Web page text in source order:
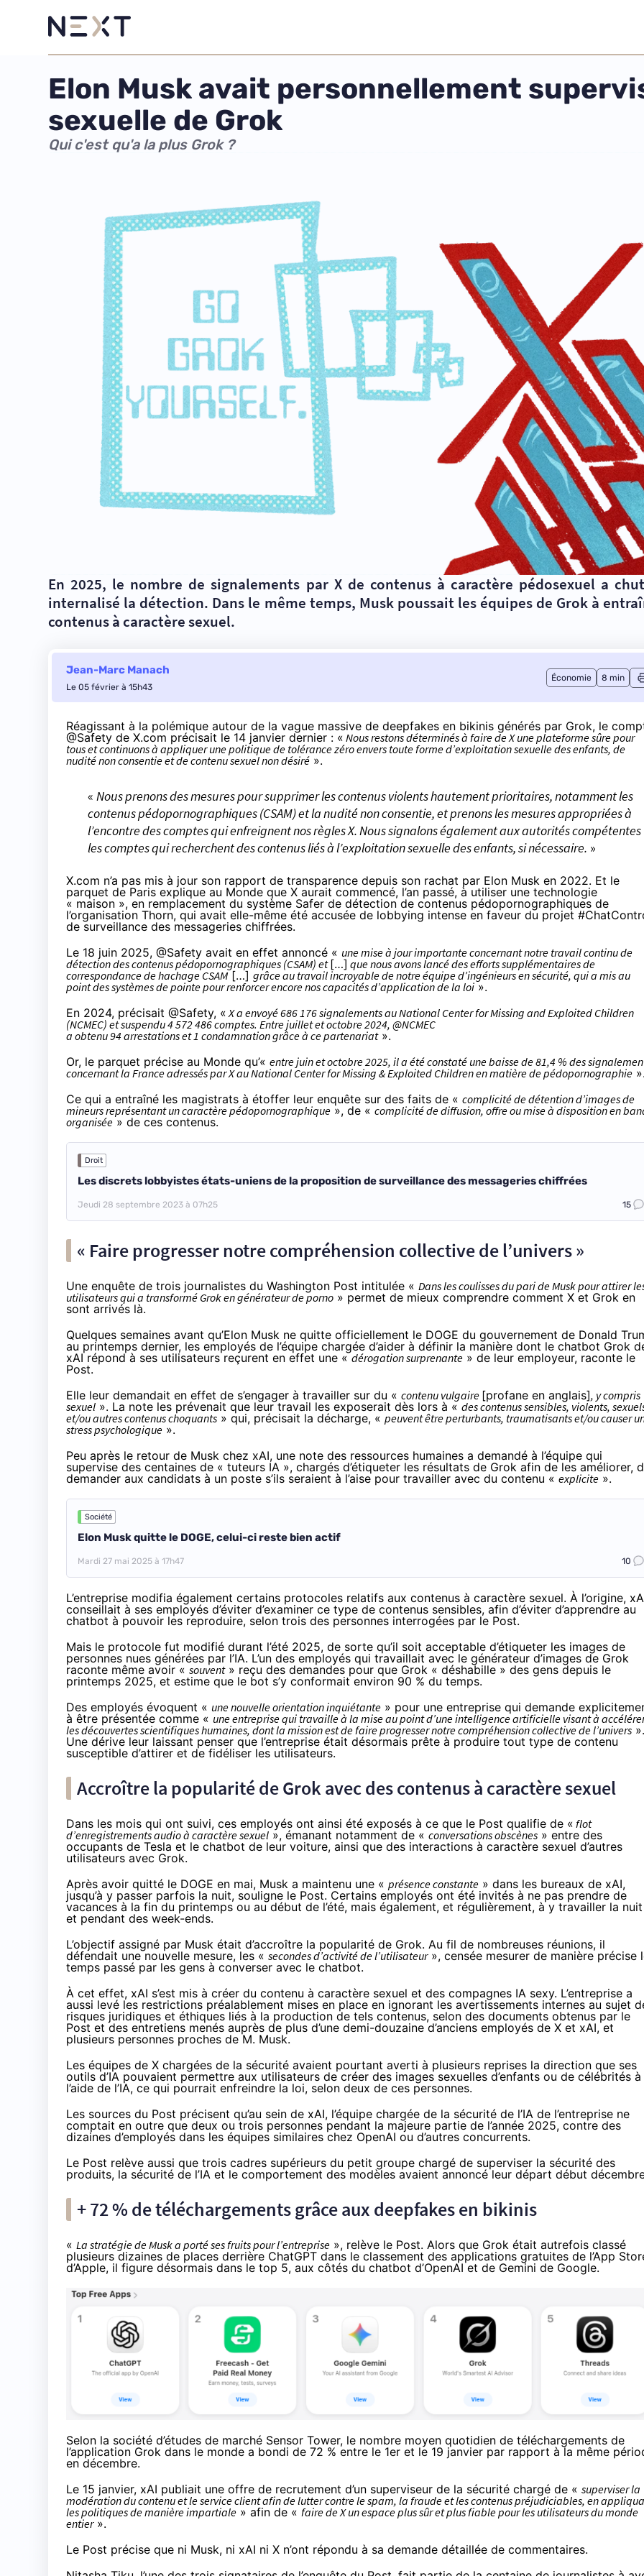
Elon Musk avait personnellement
sexuelle de Grok
Qui c'est qu'a la plus Grok ?
En 2025, le nombre de signalements par X de contenus à caractère pédosexuel a
internalisé la détection. Dans le même temps, Musk poussait les équipes de Grok à
contenus à caractère sexuel.
Jean-Marc Manach
Le 05 février à 15h43
Économie 8 min
Réagissant à la polémique autour de la vague massive de deepfakes en bikinis générés par Grok, le
@Safety de X.com précisait le 14 janvier dernier : « Nous restons déterminés à faire de X une plateforme sûre pour
tous et continuons à appliquer une politique de tolérance zéro envers toute forme d’exploitation sexuelle des enfants, de
nudité non consentie et de contenu sexuel non désiré ».
« Nous prenons des mesures pour supprimer les contenus violents hautement prioritaires, notamment les
contenus pédopornographiques (CSAM) et la nudité non consentie, et prenons les mesures appropriées à
l’encontre des comptes qui enfreignent nos règles X. Nous signalons également aux autorités compétentes
les comptes qui recherchent des contenus liés à l’exploitation sexuelle des enfants, si nécessaire. »
X.com n’a pas mis à jour son rapport de transparence depuis son rachat par Elon Musk en 2022. Et le
parquet de Paris explique au Monde que X aurait commencé, l’an passé, à utiliser une technologie
« maison », en remplacement du système Safer de détection de contenus pédopornographiques de
l’organisation Thorn, qui avait elle-même été accusée de lobbying intense en faveur du projet
de surveillance des messageries chiffrées.
Le 18 juin 2025, @Safety avait en effet annoncé « une mise à jour importante concernant notre travail continu de
détection des contenus pédopornographiques (CSAM) et[…] que nous avons lancé des efforts supplémentaires de
correspondance de hachage CSAM[…] grâce au travail incroyable de notre équipe d’ingénieurs en sécurité, qui a mis au
point des systèmes de pointe pour renforcer encore nos capacités d’application de la loi ».
En 2024, précisait @Safety, «X a envoyé 686 176 signalements au National Center for Missing and Exploited Children
(NCMEC) et suspendu 4 572 486 comptes. Entre juillet et octobre 2024, @NCMEC
a obtenu 94 arrestations et 1 condamnation grâce à ce partenariat».
Or, le parquet précise au Monde qu’« entre juin et octobre 2025, il a été constaté une baisse de 81,4 % des
concernant la France adressés par X au National Center for Missing & Exploited Children en matière de pédopornographie ».
Ce qui a entraîné les magistrats à étoffer leur enquête sur des faits de « complicité de détention d’images de
mineurs représentant un caractère pédopornographique », de « complicité de diffusion, offre ou mise à disposition en
organisée » de ces contenus.
Droit
Les discrets lobbyistes états-uniens de la proposition de surveillance des messageries chiffrées
Jeudi 28 septembre 2023 à 07h25 15
« Faire progresser notre compréhension collective de l’univers »
Une enquête de trois journalistes du Washington Post intitulée « Dans les coulisses du pari de Musk pour attirer
utilisateurs qui a transformé Grok en générateur de porno » permet de mieux comprendre comment X et Grok en
sont arrivés là.
Quelques semaines avant qu’Elon Musk ne quitte officiellement le DOGE du gouvernement de Donald
au printemps dernier, les employés de l’équipe chargée d’aider à définir la manière dont le chatbot Grok
xAI répond à ses utilisateurs reçurent en effet une «dérogation surprenante » de leur employeur, raconte le
Post.
Elle leur demandait en effet de s’engager à travailler sur du « contenu vulgaire [profane en anglais], y compris
sexuel ». La note les prévenait que leur travail les exposerait dès lors à « des contenus sensibles, violents,
et/ou autres contenus choquants » qui, précisait la décharge, « peuvent être perturbants, traumatisants et/ou causer
stress psychologique ».
Peu après le retour de Musk chez xAI, une note des ressources humaines a demandé à l’équipe qui
supervise des centaines de « tuteurs IA », chargés d’étiqueter les résultats de Grok afin de les améliorer,
demander aux candidats à un poste s’ils seraient à l’aise pour travailler avec du contenu « explicite ».
Société
Elon Musk quitte le DOGE, celui-ci reste bien actif
Mardi 27 mai 2025 à 17h47 10
L’entreprise modifia également certains protocoles relatifs aux contenus à caractère sexuel. À l’origine,
conseillait à ses employés d’éviter d’examiner ce type de contenus sensibles, afin d’éviter d’apprendre au
chatbot à pouvoir les reproduire, selon trois des personnes interrogées par le Post.
Mais le protocole fut modifié durant l’été 2025, de sorte qu’il soit acceptable d’étiqueter les images de
personnes nues générées par l’IA. L’un des employés qui travaillait avec le générateur d’images de Grok
raconte même avoir « souvent» reçu des demandes pour que Grok « déshabille » des gens depuis le
printemps 2025, et estime que le bot s’y conformait environ 90 % du temps.
Des employés évoquent « une nouvelle orientation inquiétante » pour une entreprise qui demande
à être présentée comme « une entreprise qui travaille à la mise au point d’une intelligence artificielle visant à
les découvertes scientifiques humaines, dont la mission est de faire progresser notre compréhension collective de l’univers ».
Une dérive leur laissant penser que l’entreprise était désormais prête à produire tout type de contenu
susceptible d’attirer et de fidéliser les utilisateurs.
Accroître la popularité de Grok avec des contenus à caractère sexuel
Dans les mois qui ont suivi, ces employés ont ainsi été exposés à ce que le Post qualifie de « flot
d’enregistrements audio à caractère sexuel », émanant notamment de « conversations obscènes » entre des
occupants de Tesla et le chatbot de leur voiture, ainsi que des interactions à caractère sexuel d’autres
utilisateurs avec Grok.
Après avoir quitté le DOGE en mai, Musk a maintenu une « présence constante » dans les bureaux de xAI,
jusqu’à y passer parfois la nuit, souligne le Post. Certains employés ont été invités à ne pas prendre de
vacances à la fin du printemps ou au début de l’été, mais également, et régulièrement, à y travailler la nuit
et pendant des week-ends.
L’objectif assigné par Musk était d’accroître la popularité de Grok. Au fil de nombreuses réunions, il
défendait une nouvelle mesure, les « secondes d’activité de l’utilisateur», censée mesurer de manière précise
temps passé par les gens à converser avec le chatbot.
À cet effet, xAI s’est mis à créer du contenu à caractère sexuel et des compagnes IA sexy. L’entreprise a
aussi levé les restrictions préalablement mises en place en ignorant les avertissements internes au sujet
risques juridiques et éthiques liés à la production de tels contenus, selon des documents obtenus par le
Post et des entretiens menés auprès de plus d’une demi-douzaine d’anciens employés de X et xAI, et
plusieurs personnes proches de M. Musk.
Les équipes de X chargées de la sécurité avaient pourtant averti à plusieurs reprises la direction que ses
outils d’IA pouvaient permettre aux utilisateurs de créer des images sexuelles d’enfants ou de célébrités à
l’aide de l’IA, ce qui pourrait enfreindre la loi, selon deux de ces personnes.
Les sources du Post précisent qu’au sein de xAI, l’équipe chargée de la sécurité de l’IA de l’entreprise ne
comptait en outre que deux ou trois personnes pendant la majeure partie de l’année 2025, contre des
dizaines d’employés dans les équipes similaires chez OpenAI ou d’autres concurrents.
Le Post relève aussi que trois cadres supérieurs du petit groupe chargé de superviser la sécurité des
produits, la sécurité de l’IA et le comportement des modèles avaient annoncé leur départ début
+ 72 % de téléchargements grâce aux deepfakes en bikinis
« La stratégie de Musk a porté ses fruits pour l’entreprise », relève le Post. Alors que Grok était autrefois classé
plusieurs dizaines de places derrière ChatGPT dans le classement des applications gratuites de l’App
d’Apple, il figure désormais dans le top 5, aux côtés du chatbot d’OpenAI et de Gemini de Google.
Selon la société d’études de marché Sensor Tower, le nombre moyen quotidien de téléchargements de
l’application Grok dans le monde a bondi de 72 % entre le 1er et le 19 janvier par rapport à la même
en décembre.
Le 15 janvier, xAI publiait une offre de recrutement d’un superviseur de la sécurité chargé de « superviser la
modération du contenu et le service client afin de lutter contre le spam, la fraude et les contenus préjudiciables, en
les politiques de manière impartiale » afin de « faire de X un espace plus sûr et plus fiable pour les utilisateurs du monde
entier».
Le Post précise que ni Musk, ni xAI ni X n’ont répondu à sa demande détaillée de commentaires.